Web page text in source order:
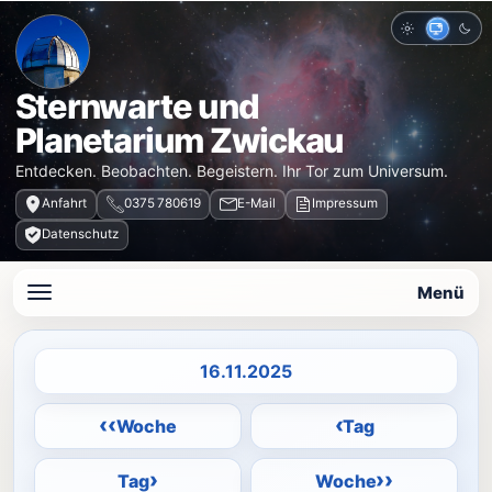
Sternwarte und
Planetarium Zwickau
Entdecken. Beobachten. Begeistern. Ihr Tor zum Universum.
Anfahrt 0375 780619 E-Mail
Impressum
Datenschutz
Hell Auto
Menü
‹‹Woche ‹Tag
Datum auswählen
Tag› Woche››